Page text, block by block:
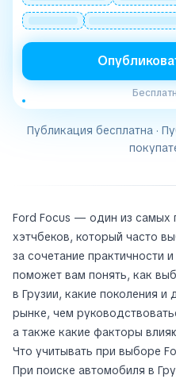
Публикация бесплатна ·
Ford Focus — один из самых
хэтчбеков, который часто
за сочетание практичности
поможет вам понять, как
в Грузии, какие поколения и
рынке, чем
а также какие факторы
Что учитывать при выборе
При поиске автомобиля в